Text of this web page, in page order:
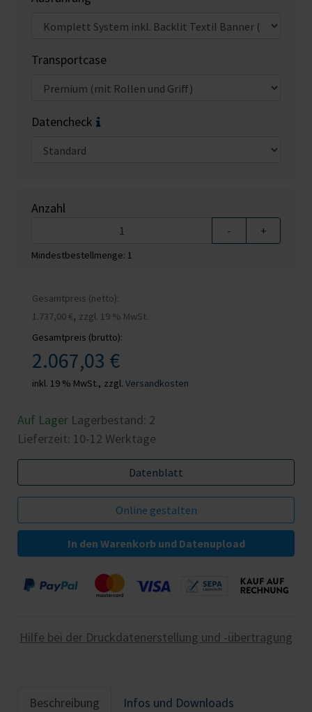
Transportcase
Datencheck
Anzahl
- +
Mindestbestellmenge: 1
Gesamtpreis (netto):
1.737,00 €, zzgl. 19 % MwSt.
Gesamtpreis (brutto):
2.067,03 €
inkl. 19 % MwSt., zzgl. Versandkosten
Auf Lager Lagerbestand: 2
Lieferzeit: 10-12 Werktage
Datenblatt
In den Warenkorb und Datenupload
Hilfe bei der Druckdatenerstellung und -übertragung
Beschreibung
Infos und Downloads